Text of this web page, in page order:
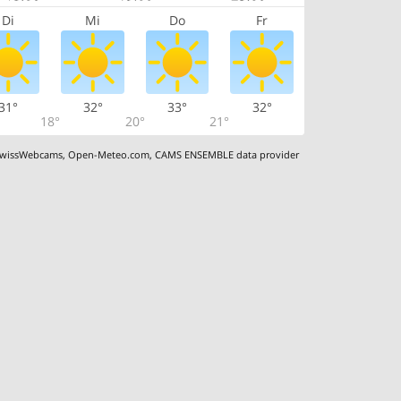
Di Mi Do Fr
18°
32°
20°
33°
21°
32°
,Open-Meteo.com,CAMS ENSEMBLE data provider